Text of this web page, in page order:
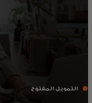
التمويل المفتوح